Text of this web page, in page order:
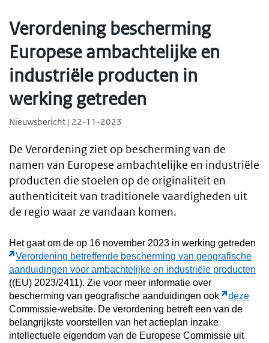
Verordening bescherming
Europese ambachtelijke en
industriële producten in
werking getreden
Nieuwsbericht | 22-11-2023
De Verordening ziet op bescherming van de
namen van Europese ambachtelijke en industriële
producten die stoelen op de originaliteit en
authenticiteit van traditionele vaardigheden uit
de regio waar ze vandaan komen.
Het gaat om de op 16 november 2023 in werking getreden
Verordening betreffende bescherming van geografische
aanduidingen voor ambachtelijke en industriële producten
((EU) 2023/2411). Zie voor meer informatie over
bescherming van geografische aanduidingen ook
deze
Commissie-website. De verordening betreft een van de
belangrijkste voorstellen van het actieplan inzake
intellectuele eigendom van de Europese Commissie uit